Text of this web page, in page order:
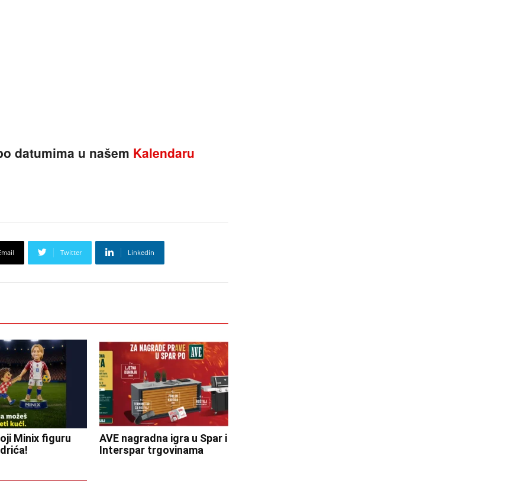
datumima u našem Kalendaru
Twitter Linkedin
Minix figuru
AVE nagradna igra u Spar i
Interspar trgovinama